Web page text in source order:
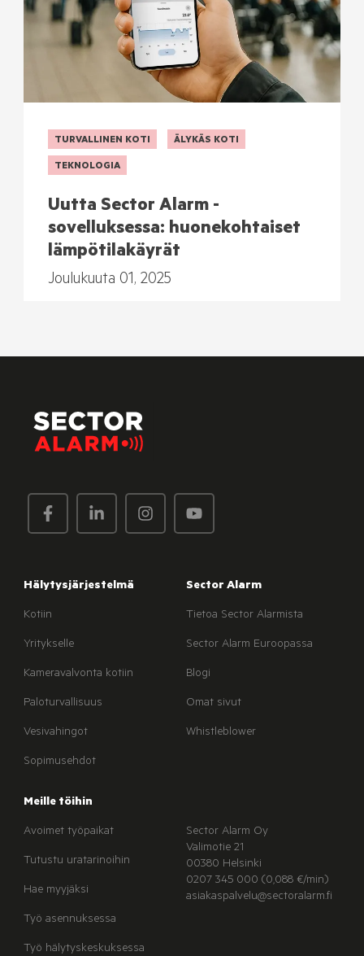
TURVALLINEN KOTI ÄLYKÄS KOTI
TEKNOLOGIA
Uutta Sector Alarm -
sovelluksessa: huonekohtaiset
lämpötilakäyrät
Joulukuuta 01, 2025
Hälytysjärjestelmä
Kotiin
Yritykselle
Kameravalvonta kotiin
Paloturvallisuus
Vesivahingot
Sopimusehdot
Sector Alarm
Tietoa Sector Alarmista
Sector Alarm Euroopassa
Blogi
Omat sivut
Whistleblower
Meille töihin
Avoimet työpaikat
Tutustu uratarinoihin
Hae myyjäksi
Työ asennuksessa
Työ hälytyskeskuksessa
Sector Alarm Oy
Valimotie 21
00380 Helsinki
0207 345 000 (0,088 €/min)
asiakaspalvelu@sectoralarm.fi